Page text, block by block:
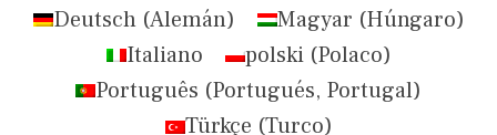
Deutsch(Alemán) Magyar (Húngaro)
Italiano
polski(Polaco)
Português (Portugués, Portugal)
Türkçe (Turco)